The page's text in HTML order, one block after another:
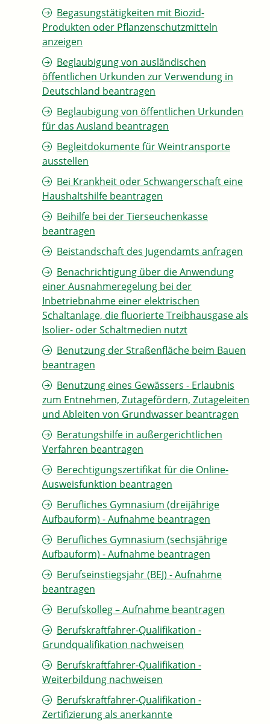
Begasungstätigkeiten mit Biozid-
Produkten oder Pflanzenschutzmitteln
anzeigen
Beglaubigung von ausländischen
öffentlichen Urkunden zur Verwendung in
Deutschland beantragen
Beglaubigung von öffentlichen Urkunden
für das Ausland beantragen
Begleitdokumente für Weintransporte
ausstellen
Bei Krankheit oder Schwangerschaft eine
Haushaltshilfe beantragen
Beihilfe bei der Tierseuchenkasse
beantragen
Beistandschaft des Jugendamts anfragen
Benachrichtigung über die Anwendung
einer Ausnahmeregelung bei der
Inbetriebnahme einer elektrischen
Schaltanlage, die fluorierte Treibhausgase als
Isolier- oder Schaltmedien nutzt
Benutzung der Straßenfläche beim Bauen
beantragen
Benutzung eines Gewässers - Erlaubnis
zum Entnehmen, Zutagefördern, Zutageleiten
und Ableiten von Grundwasser beantragen
Beratungshilfe in außergerichtlichen
Verfahren beantragen
Berechtigungszertifikat für die Online-
Ausweisfunktion beantragen
Berufliches Gymnasium (dreijährige
Aufbauform) - Aufnahme beantragen
Berufliches Gymnasium (sechsjährige
Aufbauform) - Aufnahme beantragen
Berufseinstiegsjahr (BEJ) - Aufnahme
beantragen
Berufskolleg – Aufnahme beantragen
Berufskraftfahrer-Qualifikation -
Grundqualifikation nachweisen
Berufskraftfahrer-Qualifikation -
Weiterbildung nachweisen
Berufskraftfahrer-Qualifikation -
Zertifizierung als anerkannte